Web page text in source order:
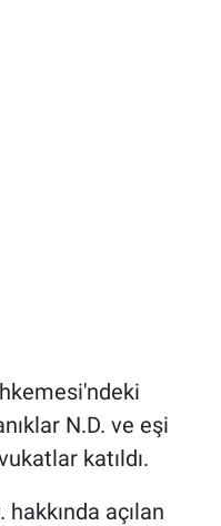
N.D. ve eşi
katıldı.
hakkında açılan